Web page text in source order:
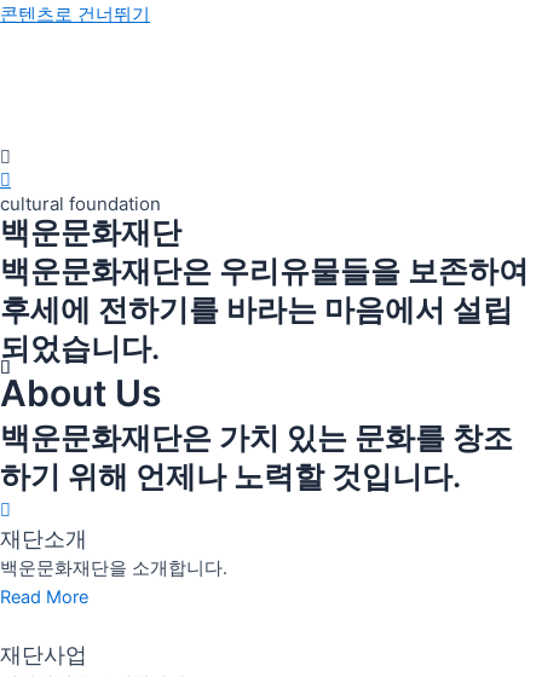
콘텐츠로 건너뛰기
cultural foundation
백운문화재단
백운문화재단은 우리유물들을 보존하여
후세에 전하기를 바라는 마음에서 설립
되었습니다.
About Us
백운문화재단은 가치 있는 문화를 창조
하기 위해 언제나 노력할 것입니다.
재단소개
백운문화재단을 소개합니다.
Read More
재단사업